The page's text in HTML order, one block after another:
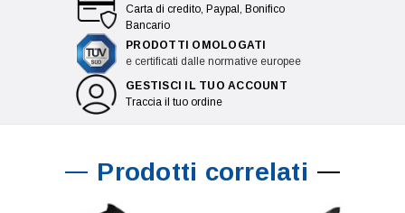
Carta di credito, Paypal, Bonifico
Bancario
PRODOTTI OMOLOGATI
e certificati dalle normative europee
GESTISCI IL TUO ACCOUNT
Traccia il tuo ordine
Prodotti correlati